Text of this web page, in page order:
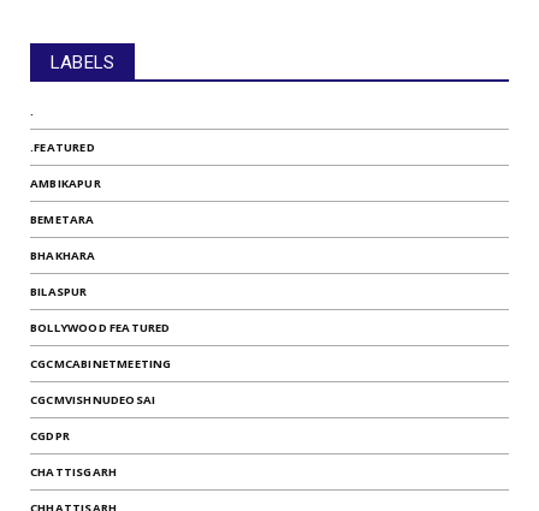
LABELS
.
.FEATURED
AMBIKAPUR
BEMETARA
BHAKHARA
BILASPUR
BOLLYWOOD FEATURED
CGCMCABINETMEETING
CGCMVISHNUDEOSAI
CGDPR
CHATTISGARH